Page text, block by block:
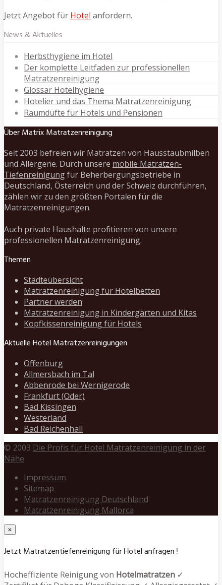
Jetzt Angebot für Hotel anfordern.
News & Aktuelles
Herbsthygiene im Hotel
Der komplette Leitfaden zur professionellen
Matratzenreinigung
Glossar Hotelhygiene
Hotelier und das Thema Matratzenreinigung
Raumdüfte für Hotels und Pensionen
Über Matrix Matratzenreinigung
Seit 2003 befreien wir Matratzen von Hausstaubmilben
und Allergene. Durch unsere mobile Matratzen-
Tiefenreinigungfür Beherbergungsbetriebe in
Deutschland, Österreich und der Schweiz durchführen,
zählen wir zu den größten Portalen für die
Matratzenreinigungen.
Auch private Haushalte profitieren von unsere
professionellen Matratzenreinigung.
Themen
Städteübersicht
Matratzenreinigung für Hotelbetten
Partner werden
Matratzenreinigung in Kindergärten und Kitas
Kopfkissenreinigung für Hotels
Aktuelle Hotel Matratzenreinigungen
Offenburg
Allmersbach im Tal
Abbenrode bei Wernigerode
Frankfurt (Oder)
Bad Kissingen
Westerland
Bad Reichenhall
© 2003 Die Profis für Hotel Matratzenreinigung in der
Nähe
Impressum
Sitemap
Matratzenreinigung Deutschland
Matratzenreinigung Mallorca
×
Jetzt Matratzentiefenreinigung für Hotel anfragen !
Hocheffiziente Reinigung von Hotelmatratzen ✓